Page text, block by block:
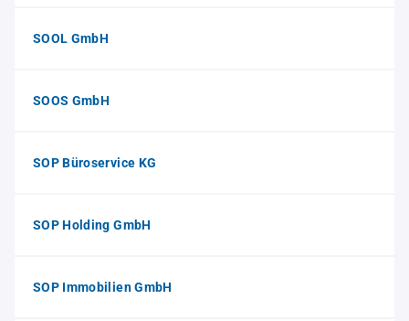
SOOL GmbH
SOOS GmbH
SOP Büroservice KG
SOP Holding GmbH
SOP Immobilien GmbH